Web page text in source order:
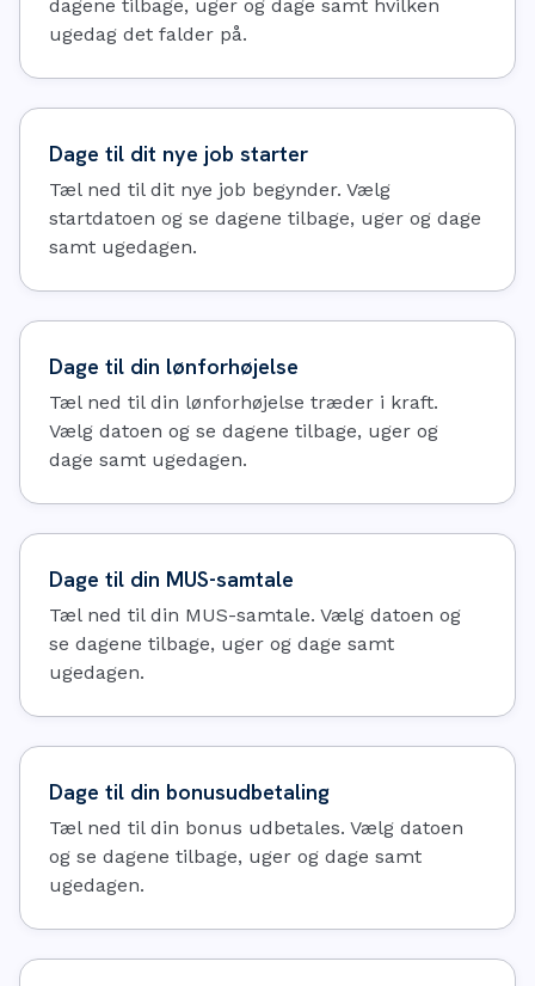
dagene tilbage, uger og dage samt hvilken
ugedag det falder på.
Dage til dit nye job starter
Tæl ned til dit nye job begynder. Vælg
startdatoen og se dagene tilbage, uger og dage
samt ugedagen.
Dage til din lønforhøjelse
Tæl ned til din lønforhøjelse træder i kraft.
Vælg datoen og se dagene tilbage, uger og
dage samt ugedagen.
Dage til din MUS-samtale
Tæl ned til din MUS-samtale. Vælg datoen og
se dagene tilbage, uger og dage samt
ugedagen.
Dage til din bonusudbetaling
Tæl ned til din bonus udbetales. Vælg datoen
og se dagene tilbage, uger og dage samt
ugedagen.